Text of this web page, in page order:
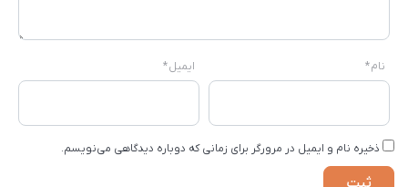
نام* ایمیل*
ذخیره نام و ایمیل در مرورگر برای زمانی که دوباره دیدگاهی می‌نویسم.